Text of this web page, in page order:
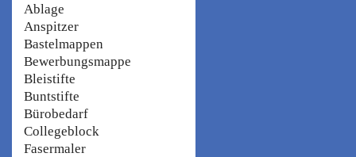
Ablage
Anspitzer
Bastelmappen
Bewerbungsmappe
Bleistifte
Buntstifte
Bürobedarf
Collegeblock
Fasermaler